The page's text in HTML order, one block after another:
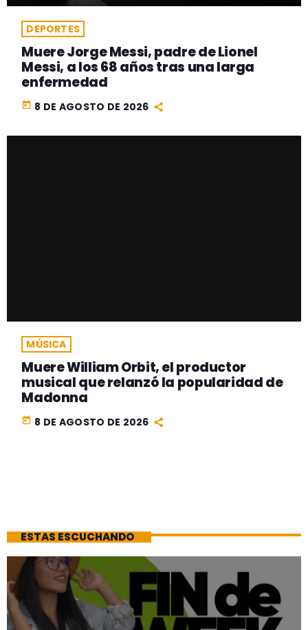
DEPORTES
Muere Jorge Messi, padre de Lionel
Messi, a los 68 años tras una larga
enfermedad
today 8 DE AGOSTO DE 2026
MÚSICA
Muere William Orbit, el productor
musical que relanzó la popularidad de
Madonna
today 8 DE AGOSTO DE 2026
ESTAS ESCUCHANDO